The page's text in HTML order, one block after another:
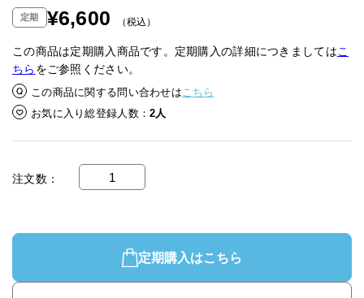
定期 ¥6,600 （税込）
この商品は定期購入商品です。定期購入の詳細につきましてはこ
ちら をご参照ください。
この商品に関する問い合わせは こちら
お気に入り総登録人数
2人
注文数
定期購入はこちら